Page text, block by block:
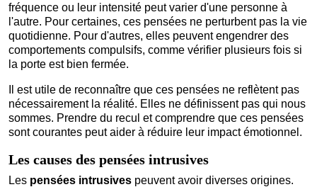
fréquence ou leur intensité peut varier d'une personne à
l'autre. Pour certaines, ces pensées ne perturbent pas la vie
quotidienne. Pour d'autres, elles peuvent engendrer des
comportements compulsifs, comme vérifier plusieurs fois si
la porte est bien fermée.
Il est utile de reconnaître que ces pensées ne reflètent pas
nécessairement la réalité. Elles ne définissent pas qui nous
sommes. Prendre du recul et comprendre que ces pensées
sont courantes peut aider à réduire leur impact émotionnel.
Les causes des pensées intrusives
Les pensées intrusives peuvent avoir diverses origines.